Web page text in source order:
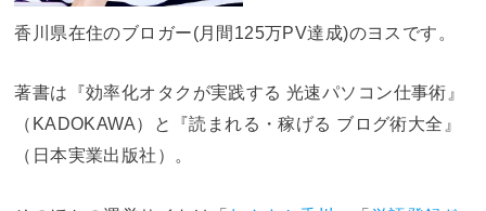
香川県在住のブロガー(月間125万PV達成)のヨスです。
著書は『効率化オタクが実践する 光速パソコン仕事術』
（KADOKAWA）と『読まれる・稼げる ブログ術大全』
（日本実業出版社）。